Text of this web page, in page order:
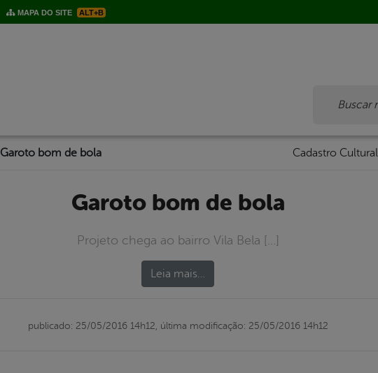
MAPA DO SITE ALT+B
Garoto bom de bola Cadastro Cultural
Garoto bom de bola
Projeto chega ao bairro Vila Bela […]
Leia mais…
publicado: 25/05/2016 14h12, última modificação: 25/05/2016 14h12